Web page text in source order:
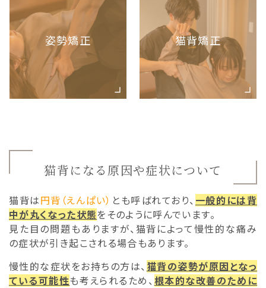
姿勢矯正 猫背矯正
猫背になる原因や症状について
猫背は円背（えんぱい） とも呼ばれており、 一般的には背
中が丸くなった状態をそのように呼んでいます。
見た目の問題もありますが、猫背によって慢性的な痛み
の症状が引き起こされる場合もあります。
慢性的な症状をお持ちの方は、 猫背の姿勢が原因となっ
ている可能性も考えられるため、 根本的な改善のために